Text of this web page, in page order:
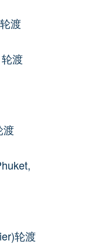
渡
渡
渡
轮渡